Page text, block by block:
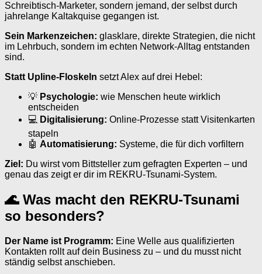
Schreibtisch-Marketer, sondern jemand, der selbst durch
jahrelange Kaltakquise gegangen ist.
Sein Markenzeichen: glasklare, direkte Strategien, die nicht
im Lehrbuch, sondern im echten Network-Alltag entstanden
sind.
Statt Upline-Floskeln setzt Alex auf drei Hebel:
💡 Psychologie: wie Menschen heute wirklich
entscheiden
💻 Digitalisierung: Online-Prozesse statt Visitenkarten
stapeln
🤖 Automatisierung: Systeme, die für dich vorfiltern
Ziel: Du wirst vom Bittsteller zum gefragten Experten – und
genau das zeigt er dir im REKRU-Tsunami-System.
🌊 Was macht den REKRU-Tsunami
so besonders?
Der Name ist Programm: Eine Welle aus qualifizierten
Kontakten rollt auf dein Business zu – und du musst nicht
ständig selbst anschieben.